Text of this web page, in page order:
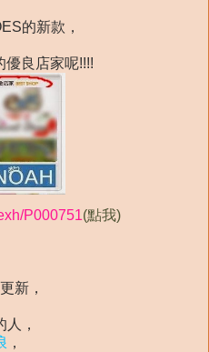
的新款，
優良店家呢!!!!
P000751(點我)
新，
，
，